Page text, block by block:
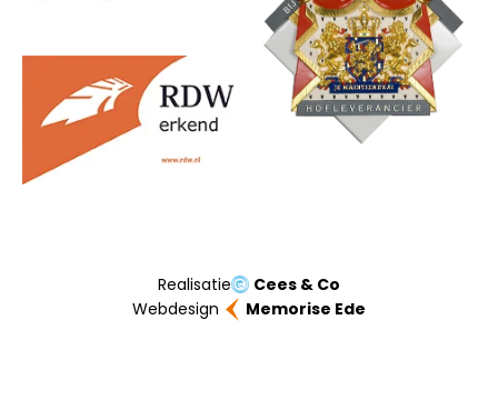
Realisatie
Cees & Co
Webdesign
Memorise Ede